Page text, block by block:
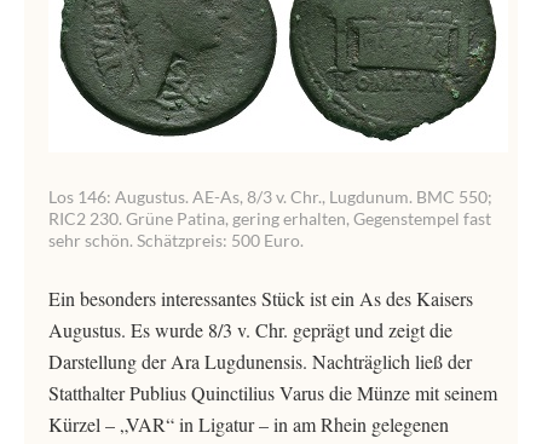
Los 146: Augustus. AE-As, 8/3 v. Chr., Lugdunum. BMC 550;
RIC2 230. Grüne Patina, gering erhalten, Gegenstempel fast
sehr schön. Schätzpreis: 500 Euro.
Ein besonders interessantes Stück ist ein As des Kaisers
Augustus. Es wurde 8/3 v. Chr. geprägt und zeigt die
Darstellung der Ara Lugdunensis. Nachträglich ließ der
Statthalter Publius Quinctilius Varus die Münze mit seinem
Kürzel – „VAR“ in Ligatur – in am Rhein gelegenen